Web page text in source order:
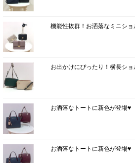
機能性抜群！お洒落なミニシ
お出かけにぴったり！横長シ
お洒落なトートに新色が登場♥
お洒落なトートに新色が登場♥